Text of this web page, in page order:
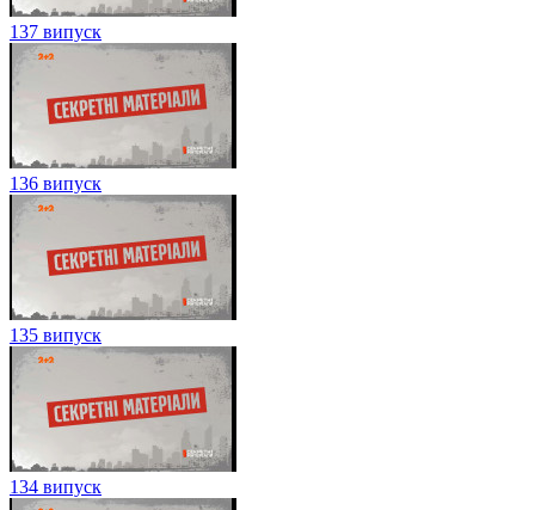
137 випуск
136 випуск
135 випуск
134 випуск